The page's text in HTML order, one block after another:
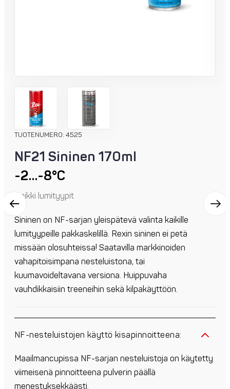
TUOTENUMERO: 4525
NF21 Sininen 170ml
-2…-8°C
Kaikki lumityypit
Sininen on NF-sarjan yleispätevä valinta kaikille
lumityypeille pakkaskelillä. Rexin sininen ei petä
missään olosuhteissa! Saatavilla markkinoiden
vahapitoisimpana nesteluistona, tai
kuumavoideltavana versiona. Huippuvaha
vauhdikkaisiin treeneihin sekä kilpakäyttöön.
NF-nesteluistojen käyttö kisapinnoitteena:
Maailmancupissa NF-sarjan nesteluistoja on käytetty
viimeisenä pinnoitteena pulverin päällä
menestyksekkäästi.